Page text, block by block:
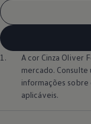
1.
A cor Cinza Oliver
mercado. Consulte
informações
aplicáveis.